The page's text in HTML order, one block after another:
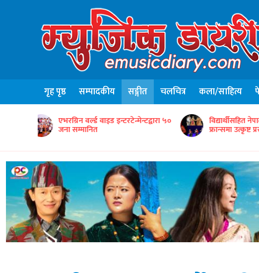
गृह पृष्ठ सम्पादकीय सङ्गीत चलचित्र कला/साहित्य
विद्यार्थीसहित नेपाली सांस्कृतिक टोलीको
फ्रान्समा उत्कृष्ट प्रस्तुति
गीतकार
‘तिजको रन्को’